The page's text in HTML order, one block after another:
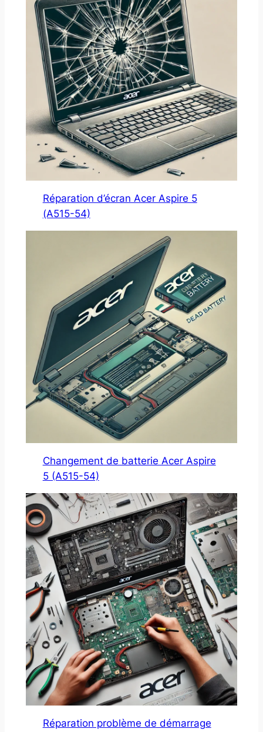
Réparation d’écran Acer Aspire 5
(A515-54)
Changement de batterie Acer Aspire
5 (A515-54)
Réparation problème de démarrage